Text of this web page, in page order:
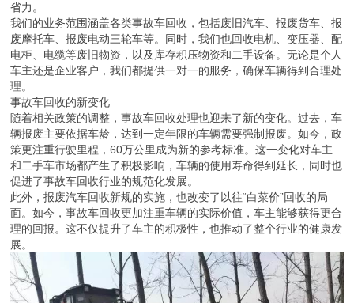
省力。
我们的业务范围涵盖各类事故车回收，包括废旧汽车、报废货车、报
废摩托车、报废电动三轮车等。同时，我们也回收电机、变压器、配
电柜、电缆等废旧物资，以及库存积压物资和二手设备。无论是个人
车主还是企业客户，我们都提供一对一的服务，确保车辆得到合理处
理。
事故车回收的新变化
随着相关政策的调整，事故车回收处理也迎来了新的变化。过去，车
辆报废主要依据车龄，达到一定年限的车辆需要强制报废。如今，政
策更注重行驶里程，60万公里成为新的参考标准。这一变化对车主
和二手车市场都产生了积极影响，车辆的使用寿命得到延长，同时也
促进了事故车回收行业的规范化发展。
此外，报废汽车回收新规的实施，也改变了以往“白菜价”回收的局
面。如今，事故车回收更加注重车辆的实际价值，车主能够获得更合
理的回报。这不仅提升了车主的积极性，也推动了整个行业的健康发
展。